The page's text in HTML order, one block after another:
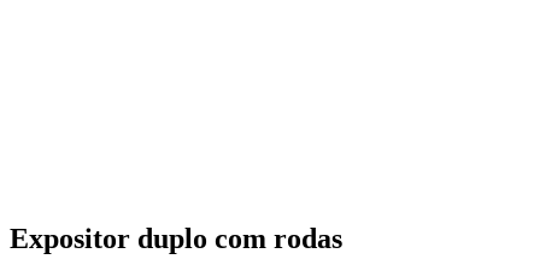
Expositor duplo com rodas